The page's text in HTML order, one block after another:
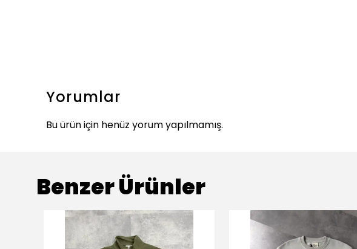
Yorumlar
Bu ürün için henüz yorum yapılmamış.
Benzer Ürünler